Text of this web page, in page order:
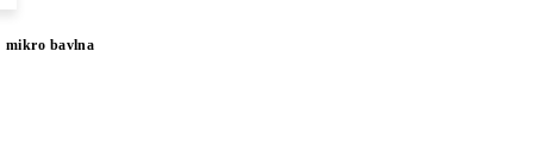
mikro bavlna